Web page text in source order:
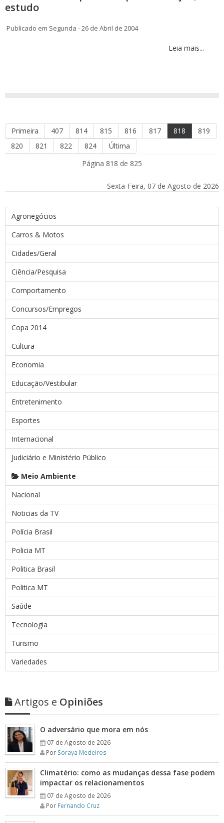
estudo
Publicado em Segunda - 26 de Abril de 2004
Leia mais...
Primeira 407 814 815 816 817 818
819
820
821 822 824
Última
Página 818 de 825
Sexta-Feira, 07 de Agosto de 2026
Agronegócios
Carros & Motos
Cidades/Geral
Ciência/Pesquisa
Comportamento
Concursos/Empregos
Copa 2014
Cultura
Economia
Educação/Vestibular
Entretenimento
Esportes
Internacional
Judiciário e Ministério Público
Meio Ambiente
Nacional
Noticias da TV
Polícia Brasil
Policia MT
Politica Brasil
Politica MT
Saúde
Tecnologia
Turismo
Variedades
Artigos e Opiniões
O adversário que mora em nós
07 de Agosto de 2026
Por Soraya Medeiros
Climatério: como as mudanças dessa fase podem
impactar os relacionamentos
07 de Agosto de 2026
Por Fernando Cruz